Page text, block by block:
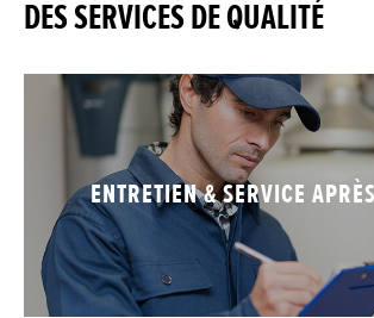
DES SERVICES DE QUALITÉ
ENTRETIEN & SERVICE